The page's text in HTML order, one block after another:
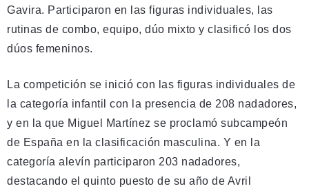
Gavira. Participaron en las figuras individuales, las
rutinas de combo, equipo, dúo mixto y clasificó los dos
dúos femeninos.
La competición se inició con las figuras individuales de
la categoría infantil con la presencia de 208 nadadores,
y en la que Miguel Martínez se proclamó subcampeón
de España en la clasificación masculina. Y en la
categoría alevín participaron 203 nadadores,
destacando el quinto puesto de su año de Avril